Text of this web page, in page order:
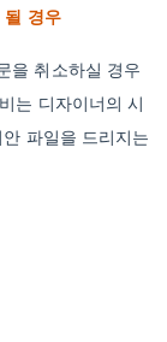
될 경우
을 취소하실 경우
는 디자이너의 시
파일을 드리지는